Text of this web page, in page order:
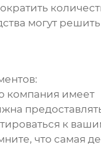
могут решить
компания имеет
к
что самая